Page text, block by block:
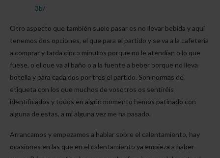
3b/
Otro aspecto que también suele pasar es no llevar bebida y aquí
tenemos dos opciones, el que para el partido y se va a la cafetería
a comprar y tarda cinco minutos porque no le atendían o lo que
fuese, o el que va al baño o a la fuente a beber porque no lleva
botella y para cada dos por tres el partido. Son normas de
etiqueta con los que muchos de vosotros os sentiréis
identificados y todos en algún momento hemos patinado con
alguna de estas, a mí alguna vez me ha pasado.
Arrancamos y empezamos a hablar sobre el calentamiento, hay
ocasiones en las que en el calentamiento ya empieza a haber